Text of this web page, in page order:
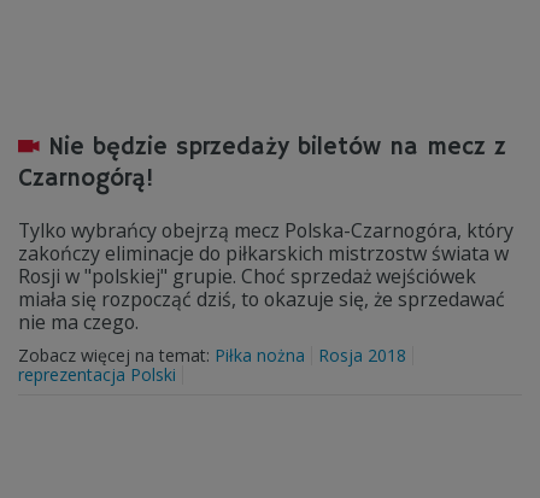
Nie będzie sprzedaży biletów na mecz z
Czarnogórą!
Tylko wybrańcy obejrzą mecz Polska-Czarnogóra, który
zakończy eliminacje do piłkarskich mistrzostw świata w
Rosji w "polskiej" grupie. Choć sprzedaż wejściówek
miała się rozpocząć dziś, to okazuje się, że sprzedawać
nie ma czego.
Zobacz więcej na temat: Piłka nożna
Rosja 2018
reprezentacja Polski